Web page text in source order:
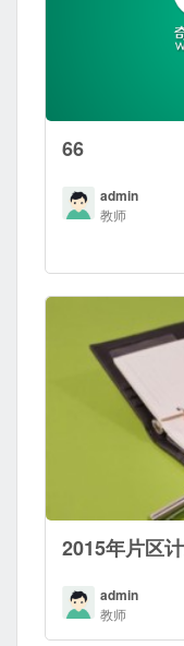
66
admin
教师
2015年片区
admin
教师